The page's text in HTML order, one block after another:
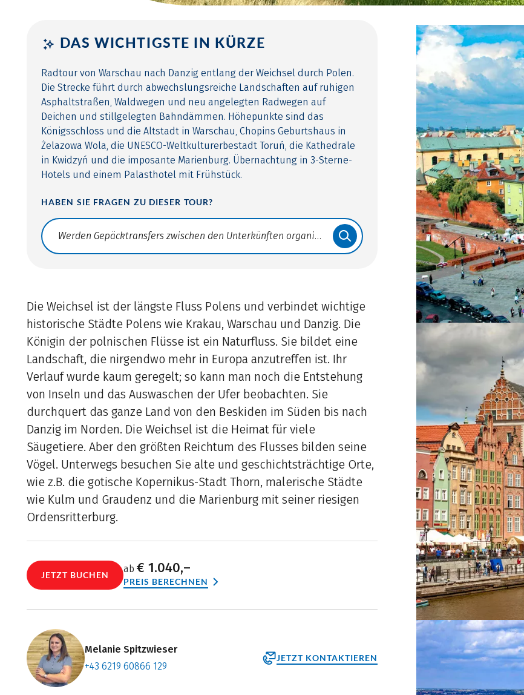
DAS WICHTIGSTE IN KÜRZE
Radtour von Warschau nach Danzig entlang der Weichsel durch Polen.
Die Strecke führt durch abwechslungsreiche Landschaften auf ruhigen
Asphaltstraßen, Waldwegen und neu angelegten Radwegen auf
Deichen und stillgelegten Bahndämmen. Höhepunkte sind das
Königsschloss und die Altstadt in Warschau, Chopins Geburtshaus in
Żelazowa Wola, die UNESCO-Weltkulturerbestadt Toruń, die Kathedrale
in Kwidzyń und die imposante Marienburg. Übernachtung in 3-Sterne-
Hotels und einem Palasthotel mit Frühstück.
HABEN SIE FRAGEN ZU DIESER TOUR?
Translate: a11y.faq.search
Die Weichsel ist der längste Fluss Polens und verbindet wichtige
historische Städte Polens wie Krakau, Warschau und Danzig. Die
Königin der polnischen Flüsse ist ein Naturfluss. Sie bildet eine
Landschaft, die nirgendwo mehr in Europa anzutreffen ist. Ihr
Verlauf wurde kaum geregelt; so kann man noch die Entstehung
von Inseln und das Auswaschen der Ufer beobachten. Sie
durchquert das ganze Land von den Beskiden im Süden bis nach
Danzig im Norden. Die Weichsel ist die Heimat für viele
Säugetiere. Aber den größten Reichtum des Flusses bilden seine
Vögel. Unterwegs besuchen Sie alte und geschichtsträchtige Orte,
wie z.B. die gotische Kopernikus-Stadt Thorn, malerische Städte
wie Kulm und Graudenz und die Marienburg mit seiner riesigen
Ordensritterburg.
JETZT BUCHEN
ab € 1.040,–
PREIS BERECHNEN
Melanie Spitzwieser
+43 6219 60866 129
JETZT KONTAKTIEREN